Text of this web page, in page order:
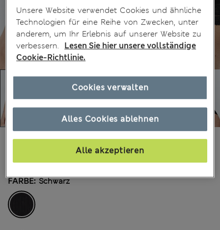
30 Bewertungen
€17,00 Alle Preise enthalten Steuern und Abgaben
FARBE: Schwarz
Unsere Website verwendet Cookies und ähnliche
Technologien für eine Reihe von Zwecken, unter
anderem, um Ihr Erlebnis auf unserer Website zu
verbessern.
Lesen Sie hier unsere vollständige
Cookie-Richtlinie.
Alles Cookies ablehnen
Alle akzeptieren
Cookies verwalten